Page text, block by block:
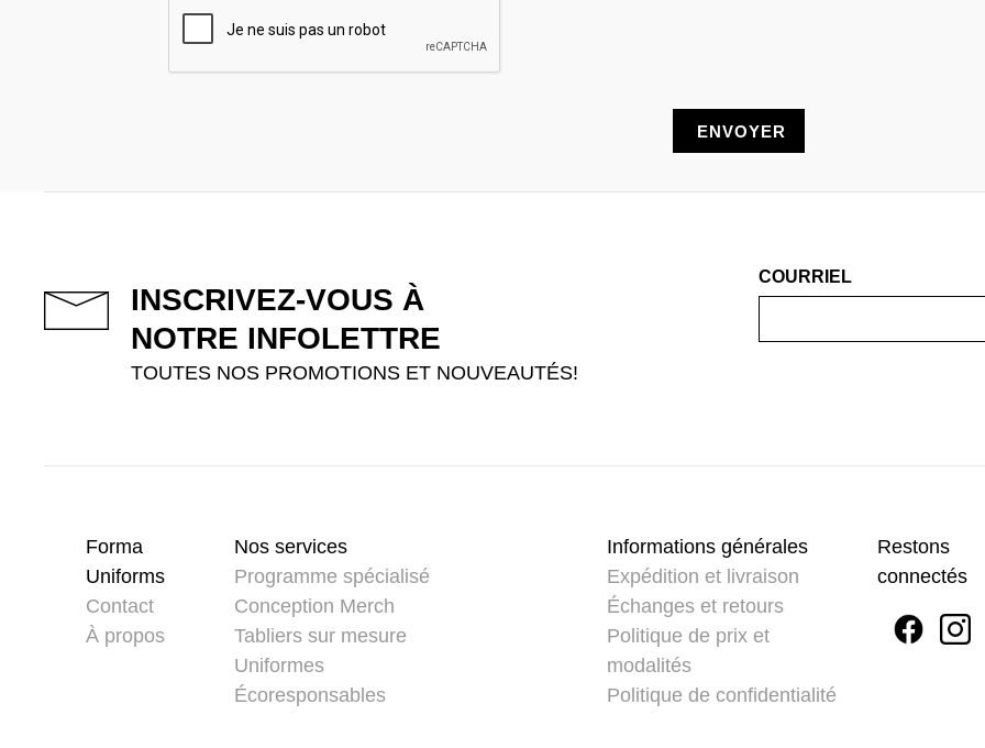
INSCRIVEZ-VOUS À
NOTRE INFOLETTRE
TOUTES NOS PROMOTIONS ET NOUVEAUTÉS!
COURRIEL
Forma
Uniforms
Contact
À propos
Nos services
Programme spécialisé
Conception Merch
Tabliers sur mesure
Uniformes
Écoresponsables
Informations générales
Expédition et livraison
Échanges et retours
Politique de prix et
modalités
Politique de confidentialité
Restons
connectés